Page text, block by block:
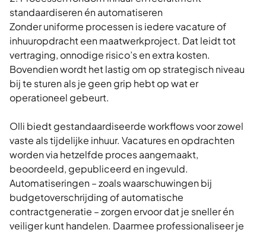
standaardiseren én automatiseren
Zonder uniforme processen is iedere vacature of
inhuuropdracht een maatwerkproject. Dat leidt tot
vertraging, onnodige risico’s en extra kosten.
Bovendien wordt het lastig om op strategisch niveau
bij te sturen als je geen grip hebt op wat er
operationeel gebeurt.
Olli biedt gestandaardiseerde workflows voor zowel
vaste als tijdelijke inhuur. Vacatures en opdrachten
worden via hetzelfde proces aangemaakt,
beoordeeld, gepubliceerd en ingevuld.
Automatiseringen – zoals waarschuwingen bij
budgetoverschrijding of automatische
contractgeneratie – zorgen ervoor dat je sneller én
veiliger kunt handelen. Daarmee professionaliseer je